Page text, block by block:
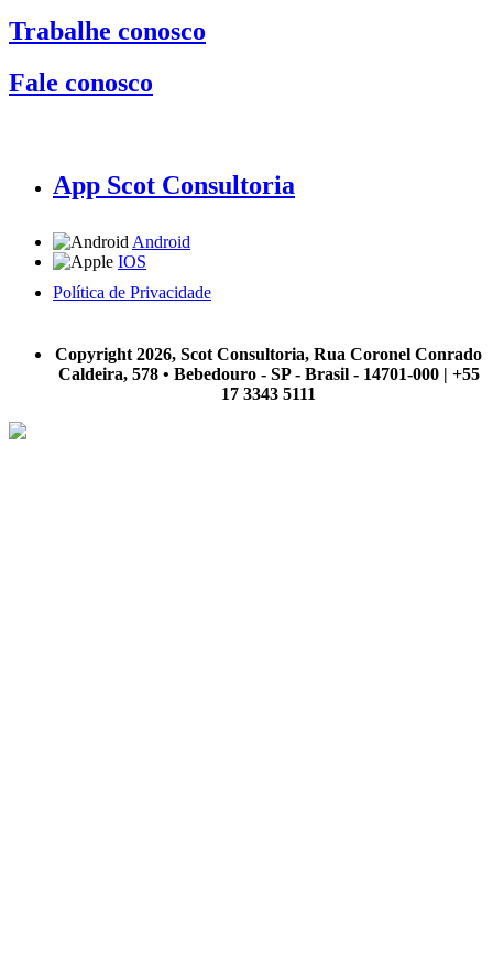
Trabalhe conosco
Fale conosco
App Scot Consultoria
Android
IOS
Política de Privacidade
Copyright 2026, Scot Consultoria, Rua Coronel Conrado
Caldeira, 578 • Bebedouro - SP - Brasil - 14701-000 | +55
17 3343 5111